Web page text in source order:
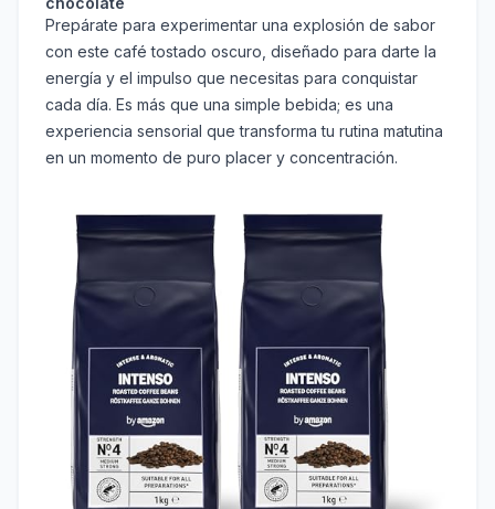
Prepárate para experimentar una explosión de sabor
con este café tostado oscuro, diseñado para darte la
energía y el impulso que necesitas para conquistar
cada día. Es más que una simple bebida; es una
experiencia sensorial que transforma tu rutina matutina
en un momento de puro placer y concentración.